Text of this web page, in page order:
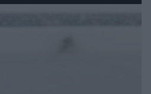
Sposób na